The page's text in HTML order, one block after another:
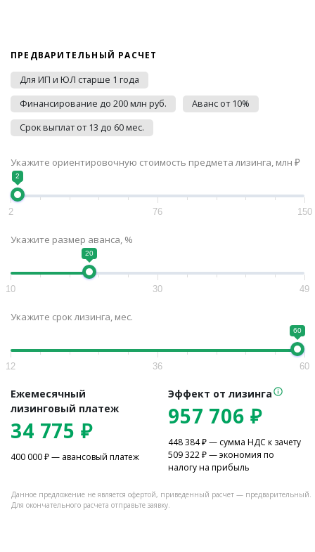
ПРЕДВАРИТЕЛЬНЫЙ РАСЧЕТ
Для ИП и ЮЛ старше 1 года
Финансирование до 200 млн руб.
Аванс от 10%
Срок выплат от 13 до 60 мес.
Укажите ориентировочную стоимость предмета лизинга, млн ₽
2
2 76 150
Укажите размер аванса, %
20
10 30 49
Укажите срок лизинга, мес.
60
12 36 60
Ежемесячный
лизинговый платеж
34 775 ₽
400 000₽ — авансовый платеж
Эффект от лизинга
957 706 ₽
448 384₽ — сумма НДС к зачету
509 322₽ — экономия по
налогу на прибыль
Данное предложение не является офертой, приведенный расчет — предварительный.
Для окончательного расчета отправьте заявку.